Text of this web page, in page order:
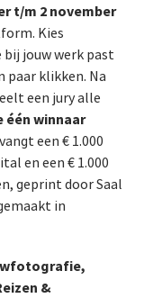
t/m 2 november
Kies
bij jouw werk past
paar klikken. Na
een jury alle
één winnaar
een € 1.000
en een € 1.000
geprint door Saal
in
&